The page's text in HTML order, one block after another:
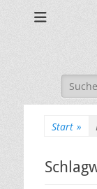
Suchen
nach:
Start »